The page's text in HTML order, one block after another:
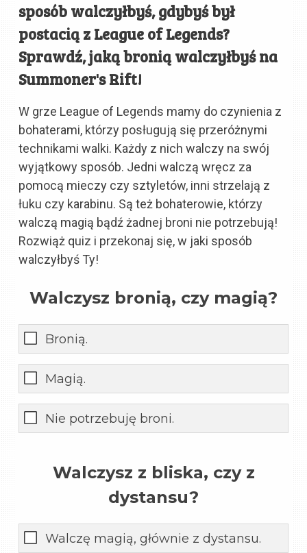
sposób walczyłbyś, gdybyś był
postacią z League of Legends?
Sprawdź, jaką bronią walczyłbyś na
Summoner's Rift!
W grze League of Legends mamy do czynienia z
bohaterami, którzy posługują się przeróżnymi
technikami walki. Każdy z nich walczy na swój
wyjątkowy sposób. Jedni walczą wręcz za
pomocą mieczy czy sztyletów, inni strzelają z
łuku czy karabinu. Są też bohaterowie, którzy
walczą magią bądź żadnej broni nie potrzebują!
Rozwiąż quiz i przekonaj się, w jaki sposób
walczyłbyś Ty!
Walczysz bronią, czy magią?
Bronią.
Magią.
Nie potrzebuję broni.
Walczysz z bliska, czy z
dystansu?
Walczę magią, głównie z dystansu.